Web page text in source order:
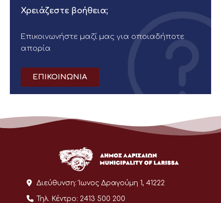
Χρειάζεστε βοήθεια;
Επικοινωνήστε μαζί μας για οποιαδήποτε
απορία
ΕΠΙΚΟΙΝΩΝΙΑ
Διεύθυνση: Ίωνος Δραγούμη 1, 41222
Τηλ. Κέντρο: 2413 500 200